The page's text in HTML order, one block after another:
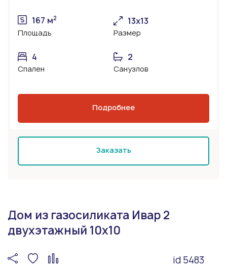
167 м2
Площадь
13х13
Размер
4
Спален
2
Санузлов
Подробнее
Заказать
Дом из газосиликата Ивар 2
двухэтажный 10х10
id 5483